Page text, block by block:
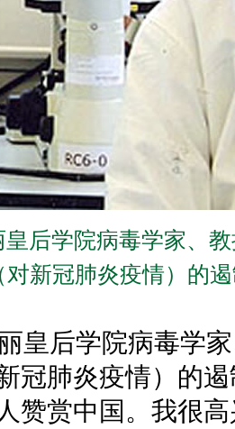
后学院病毒学家、
对新冠肺炎疫情）的
皇后学院病毒学家
冠肺炎疫情）的
赞赏中国。我很